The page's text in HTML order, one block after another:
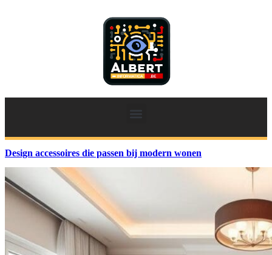
Design accessoires die passen bij modern wonen